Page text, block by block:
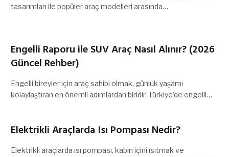
tasarımları ile popüler araç modelleri arasında…
Engelli Raporu ile SUV Araç Nasıl Alınır? (2026
Güncel Rehber)
Engelli bireyler için araç sahibi olmak, günlük yaşamı
kolaylaştıran en önemli adımlardan biridir. Türkiye’de engelli…
Elektrikli Araçlarda Isı Pompası Nedir?
Elektrikli araçlarda ısı pompası, kabin içini ısıtmak ve